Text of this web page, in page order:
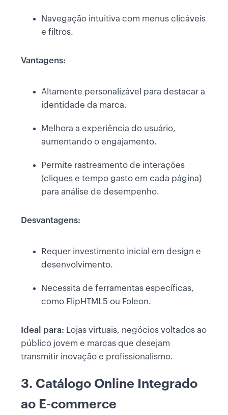
Navegação intuitiva com menus clicáveis
e filtros.
Vantagens:
Altamente personalizável para destacar a
identidade da marca.
Melhora a experiência do usuário,
aumentando o engajamento.
Permite rastreamento de interações
(cliques e tempo gasto em cada página)
para análise de desempenho.
Desvantagens:
Requer investimento inicial em design e
desenvolvimento.
Necessita de ferramentas específicas,
como FlipHTML5 ou Foleon.
Ideal para: Lojas virtuais, negócios voltados ao
público jovem e marcas que desejam
transmitir inovação e profissionalismo.
3. Catálogo Online Integrado
ao E-commerce